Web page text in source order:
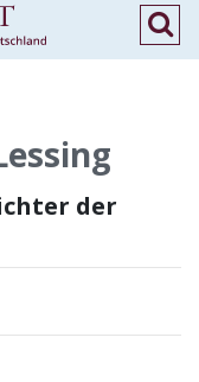
der